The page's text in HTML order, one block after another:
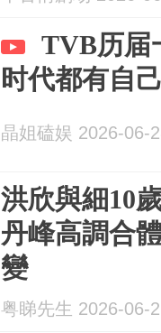
TVB历届
时代都有自
晶姐磕娱 2026-06-
洪欣與細10
丹峰高調合
變
粤睇先生 2026-06-